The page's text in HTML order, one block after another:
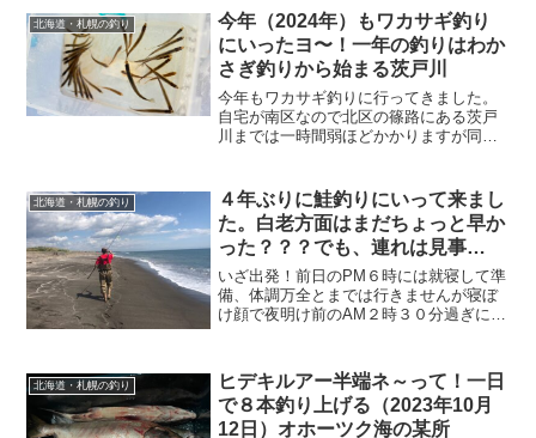
場所は勿論のこと詳しい情報は差し控え
させていただき...
北海道・札幌の釣り
今年（2024年）もワカサギ釣り
にいったヨ〜！一年の釣りはわか
さぎ釣りから始まる茨戸川
今年もワカサギ釣りに行ってきました。
自宅が南区なので北区の篠路にある茨戸
川までは一時間弱ほどかかりますが同じ
は暖かったです。お店の基本情報
20240218_茨戸川ワカサ...
北海道・札幌の釣り
４年ぶりに鮭釣りにいって来まし
た。白老方面はまだちょっと早か
った？？？でも、連れは見事
GET！！してました。
いざ出発！前日のPM６時には就寝して準
備、体調万全とまでは行きませんが寝ぼ
け顔で夜明け前のAM２時３０分過ぎに出
AMの５時前には海に到着朝焼けお天気も
よくこの...
北海道・札幌の釣り
ヒデキルアー半端ネ～って！一日
で８本釣り上げる（2023年10月
12日）オホーツク海の某所